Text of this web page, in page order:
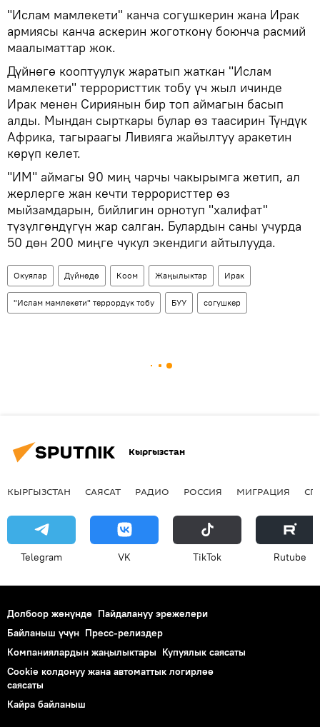
"Ислам мамлекети" канча согушкерин жана Ирак
армиясы канча аскерин жоготкону боюнча расмий
маалыматтар жок.
Дүйнөгө кооптуулук жаратып жаткан "Ислам
мамлекети" террористтик тобу үч жыл ичинде
Ирак менен Сириянын бир топ аймагын басып
алды. Мындан сырткары булар өз таасирин Түндүк
Африка, тагыраагы Ливияга жайылтуу аракетин
көрүп келет.
"ИМ" аймагы 90 миң чарчы чакырымга жетип, ал
жерлерге жан кечти террористтер өз
мыйзамдарын, бийлигин орнотуп "халифат"
түзүлгөндүгүн жар салган. Булардын саны учурда
50 дөн 200 миңге чукул экендиги айтылууда.
Окуялар Дүйнөдө Коом Жаңылыктар Ирак
"Ислам мамлекети" террордук тобу БУУ согушкер
Кыргызстан
КЫРГЫЗСТАН САЯСАТ РАДИО РОССИЯ МИГРАЦИЯ
Telegram VK ТikТоk Rutube
Долбоор жөнүндө Пайдалануу эрежелери
Байланыш үчүн Пресс-релиздер
Компаниялардын жаңылыктары Купуялык саясаты
Cookie колдонуу жана автоматтык логирлөө
саясаты
Кайра байланыш